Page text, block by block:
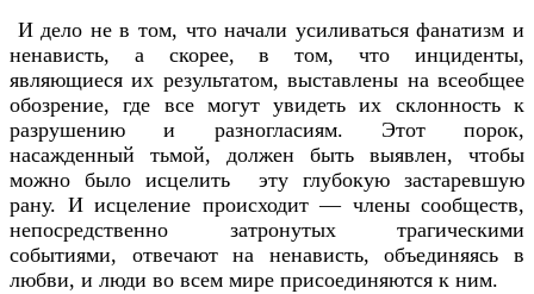
И дело не в том, что начали усиливаться фанатизм и
ненависть, а скорее, в том, что инциденты,
являющиеся их результатом, выставлены на всеобщее
обозрение, где все могут увидеть их склонность к
разрушению и разногласиям. Этот порок,
насажденный тьмой, должен быть выявлен, чтобы
можно было исцелить эту глубокую застаревшую
рану. И исцеление происходит — члены сообществ,
непосредственно затронутых трагическими
событиями, отвечают на ненависть, объединяясь в
любви, и люди во всем мире присоединяются к ним.